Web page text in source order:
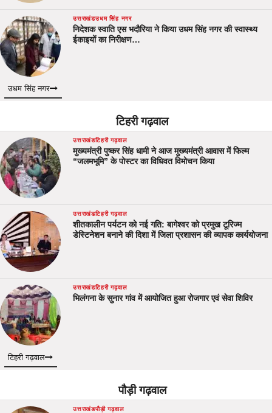
उत्तराखंडउधम सिंह नगर
निदेशक स्वाति एस भदौरिया ने किया उधम सिंह नगर की स्वास्थ्य
ईकाइयों का निरीक्षण…
उधम सिंह नगर
टिहरी गढ़वाल
उत्तराखंडटिहरी गढ़वाल
मुख्यमंत्री पुष्कर सिंह धामी ने आज मुख्यमंत्री आवास में फिल्म
“जलमभूमि” के पोस्टर का विधिवत विमोचन किया
उत्तराखंडटिहरी गढ़वाल
शीतकालीन पर्यटन को नई गति: बागेश्वर को प्रमुख टूरिज्म
डेस्टिनेशन बनाने की दिशा में जिला प्रशासन की व्यापक कार्ययोजना
उत्तराखंडटिहरी गढ़वाल
भिलंगना के सुनार गांव में आयोजित हुआ रोजगार एवं सेवा शिविर
टिहरी गढ़वाल
पौड़ी गढ़वाल
उत्तराखंडपौड़ी गढ़वाल